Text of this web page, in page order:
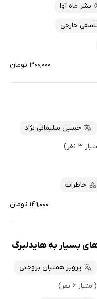
نشر ماه آوا
خارجی
۳۰۰,۰۰۰ تومان
حسین سلیمانی نژاد
۳ نفر)
خاطرات
۱۴۹,۰۰۰ تومان
بسیار به هایدلبرگ
پرویز همتیان بروجنی
(امتیاز ۶ نفر)